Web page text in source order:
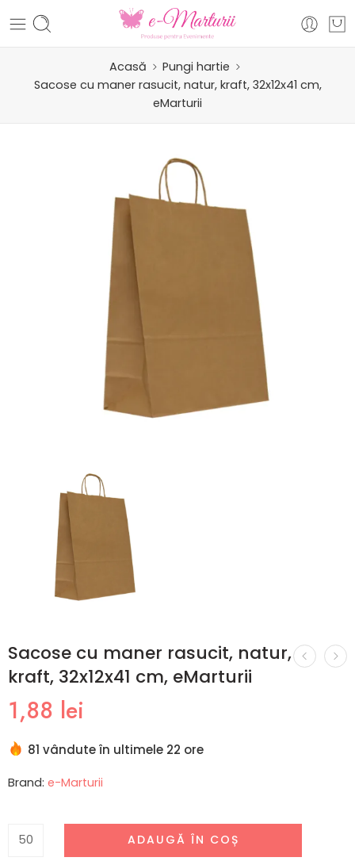
Acasă
Pungi hartie
Sacose cu maner rasucit, natur, kraft, 32x12x41 cm,
eMarturii
Sacose cu maner rasucit, natur,
kraft, 32x12x41 cm, eMarturii
1,88 lei
81 vândute în ultimele 22 ore
Brand: e-Marturii
ADAUGĂ ÎN COȘ